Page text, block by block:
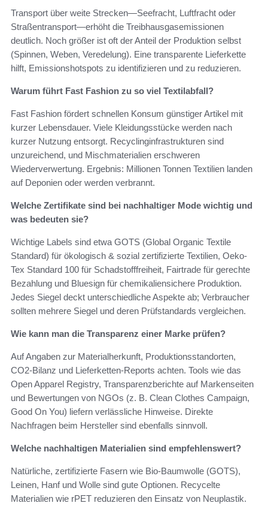
Transport über weite Strecken—Seefracht, Luftfracht oder
Straßentransport—erhöht die Treibhausgasemissionen
deutlich. Noch größer ist oft der Anteil der Produktion selbst
(Spinnen, Weben, Veredelung). Eine transparente Lieferkette
hilft, Emissionshotspots zu identifizieren und zu reduzieren.
Warum führt Fast Fashion zu so viel Textilabfall?
Fast Fashion fördert schnellen Konsum günstiger Artikel mit
kurzer Lebensdauer. Viele Kleidungsstücke werden nach
kurzer Nutzung entsorgt. Recyclinginfrastrukturen sind
unzureichend, und Mischmaterialien erschweren
Wiederverwertung. Ergebnis: Millionen Tonnen Textilien landen
auf Deponien oder werden verbrannt.
Welche Zertifikate sind bei nachhaltiger Mode wichtig und
was bedeuten sie?
Wichtige Labels sind etwa GOTS (Global Organic Textile
Standard) für ökologisch & sozial zertifizierte Textilien, Oeko-
Tex Standard 100 für Schadstofffreiheit, Fairtrade für gerechte
Bezahlung und Bluesign für chemikaliensichere Produktion.
Jedes Siegel deckt unterschiedliche Aspekte ab; Verbraucher
sollten mehrere Siegel und deren Prüfstandards vergleichen.
Wie kann man die Transparenz einer Marke prüfen?
Auf Angaben zur Materialherkunft, Produktionsstandorten,
CO2-Bilanz und Lieferketten-Reports achten. Tools wie das
Open Apparel Registry, Transparenzberichte auf Markenseiten
und Bewertungen von NGOs (z. B. Clean Clothes Campaign,
Good On You) liefern verlässliche Hinweise. Direkte
Nachfragen beim Hersteller sind ebenfalls sinnvoll.
Welche nachhaltigen Materialien sind empfehlenswert?
Natürliche, zertifizierte Fasern wie Bio-Baumwolle (GOTS),
Leinen, Hanf und Wolle sind gute Optionen. Recycelte
Materialien wie rPET reduzieren den Einsatz von Neuplastik.